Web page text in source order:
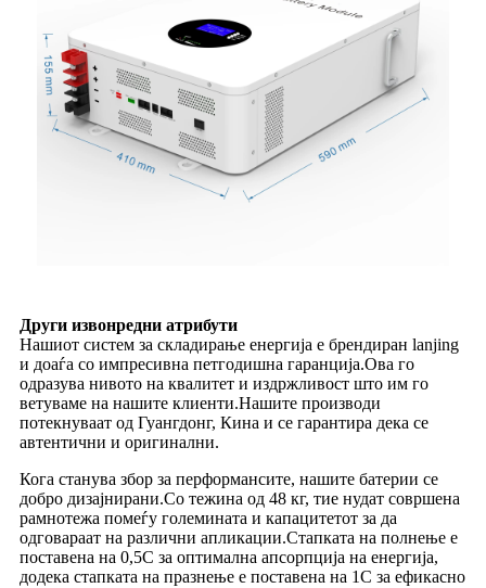
Други извонредни атрибути
Нашиот систем за складирање енергија е брендиран lanjing
и доаѓа со импресивна петгодишна гаранција.Ова го
одразува нивото на квалитет и издржливост што им го
ветуваме на нашите клиенти.Нашите производи
потекнуваат од Гуангдонг, Кина и се гарантира дека се
автентични и оригинални.
Кога станува збор за перформансите, нашите батерии се
добро дизајнирани.Со тежина од 48 кг, тие нудат совршена
рамнотежа помеѓу големината и капацитетот за да
одговараат на различни апликации.Стапката на полнење е
поставена на 0,5C за оптимална апсорпција на енергија,
додека стапката на празнење е поставена на 1C за ефикасно